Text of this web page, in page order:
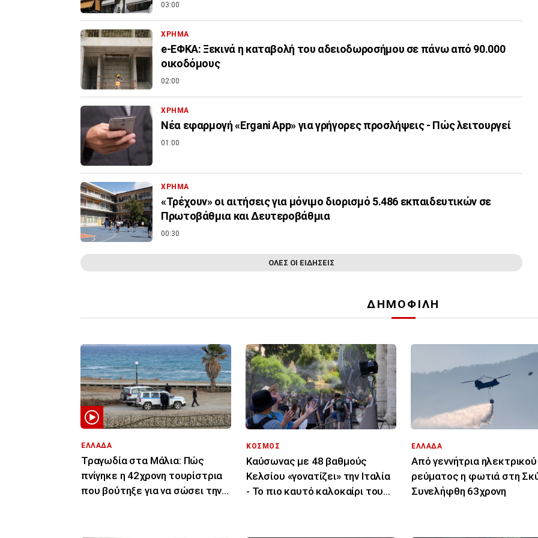
03:00
ΧΡΗΜΑ
e-ΕΦΚΑ: Ξεκινά η καταβολή του αδειοδωροσήμου σε πάνω από 90.000
οικοδόμους
02:00
ΧΡΗΜΑ
Νέα εφαρμογή «Ergani App» για γρήγορες προσλήψεις - Πώς λειτουργεί
01:00
ΧΡΗΜΑ
«Τρέχουν» οι αιτήσεις για μόνιμο διορισμό 5.486 εκπαιδευτικών σε
Πρωτοβάθμια και Δευτεροβάθμια
00:30
ΟΛΕΣ ΟΙ ΕΙΔΗΣΕΙΣ
ΔΗΜΟΦΙΛΗ
ΕΛΛΑΔΑ
Τραγωδία στα Μάλια: Πώς
πνίγηκε η 42χρονη τουρίστρια
που βούτηξε για να σώσει την
ΚΟΣΜΟΣ
Καύσωνας με 48 βαθμούς
Κελσίου «γονατίζει» την Ιταλία
- Το πιο καυτό καλοκαίρι του
ΕΛΛΑΔΑ
Από γεννήτρια ηλεκτρικού
ρεύματος η φωτιά στη
Συνελήφθη 63χρονη